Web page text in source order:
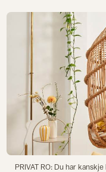
PRIVAT RO: Du har